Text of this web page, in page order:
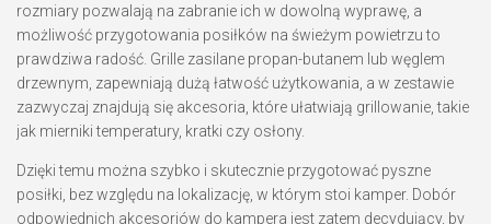
rozmiary pozwalają na zabranie ich w dowolną wyprawę, a
możliwość przygotowania posiłków na świeżym powietrzu to
prawdziwa radość. Grille zasilane propan-butanem lub węglem
drzewnym, zapewniają dużą łatwość użytkowania, a w zestawie
zazwyczaj znajdują się akcesoria, które ułatwiają grillowanie, takie
jak mierniki temperatury, kratki czy osłony.
Dzięki temu można szybko i skutecznie przygotować pyszne
posiłki, bez względu na lokalizację, w którym stoi kamper. Dobór
odpowiednich akcesoriów do kampera jest zatem decydujący, by